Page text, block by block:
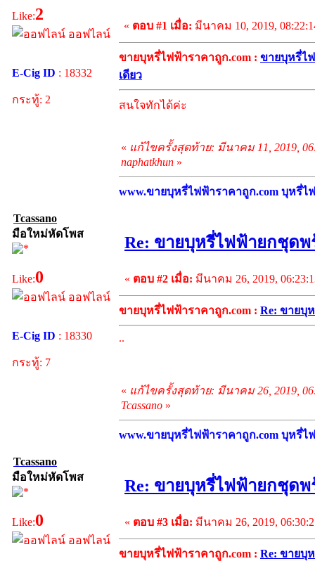
Like:2
ออฟไลน์
E-Cig ID : 18332
กระทู้: 2
« ตอบ #1 เมื่อ: มีนาคม 10, 2019,
ขายบุหรี่ไฟฟ้าราคาถูก.com : ขายบุหรี่ไ
เดียว
สนใจทักได้ค่ะ
« แก้ไขครั้งสุดท้าย: มีนาคม 11, 2019,
naphatkhun »
www.ขายบุหรี่ไฟฟ้าราคาถูก.com บุหรี่ไ
Tcassano
มือใหม่หัดโพส
Like:0
ออฟไลน์
E-Cig ID : 18330
กระทู้: 7
Re: ขายบุหรี่ไฟฟ้ายกชุดพ
« ตอบ #2 เมื่อ: มีนาคม 26, 2019,
ขายบุหรี่ไฟฟ้าราคาถูก.com : Re: ขายบุ
..
« แก้ไขครั้งสุดท้าย: มีนาคม 26, 2019,
Tcassano »
www.ขายบุหรี่ไฟฟ้าราคาถูก.com บุหรี่ไ
Tcassano
มือใหม่หัดโพส
Like:0
ออฟไลน์
Re: ขายบุหรี่ไฟฟ้ายกชุดพ
« ตอบ #3 เมื่อ: มีนาคม 26, 2019,
ขายบุหรี่ไฟฟ้าราคาถูก.com : Re: ขายบุ